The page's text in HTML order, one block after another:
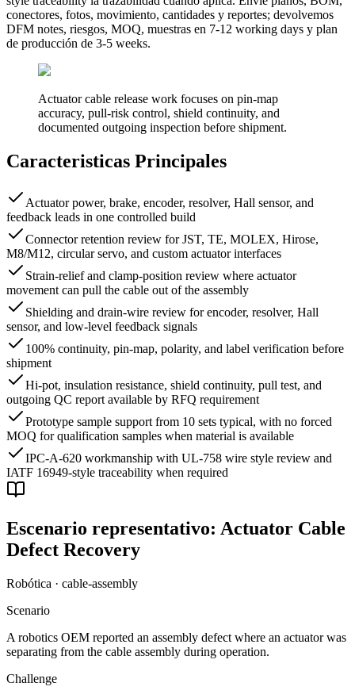
conectores, fotos, movimiento, cantidades y reportes; devolvemos
DFM notes, riesgos, MOQ, muestras en 7-12 working days y plan
de producción de 3-5 weeks.
Actuator cable release work focuses on pin-map
accuracy, pull-risk control, shield continuity, and
documented outgoing inspection before shipment.
Caracteristicas Principales
Actuator power, brake, encoder, resolver, Hall sensor, and
feedback leads in one controlled build
Connector retention review for JST, TE, MOLEX, Hirose,
M8/M12, circular servo, and custom actuator interfaces
Strain-relief and clamp-position review where actuator
movement can pull the cable out of the assembly
Shielding and drain-wire review for encoder, resolver, Hall
sensor, and low-level feedback signals
100% continuity, pin-map, polarity, and label verification before
shipment
Hi-pot, insulation resistance, shield continuity, pull test, and
outgoing QC report available by RFQ requirement
Prototype sample support from 10 sets typical, with no forced
MOQ for qualification samples when material is available
IPC-A-620 workmanship with UL-758 wire style review and
IATF 16949-style traceability when required
Escenario representativo: Actuator Cable
Defect Recovery
Robótica · cable-assembly
Scenario
A robotics OEM reported an assembly defect where an actuator was
separating from the cable assembly during operation.
Challenge